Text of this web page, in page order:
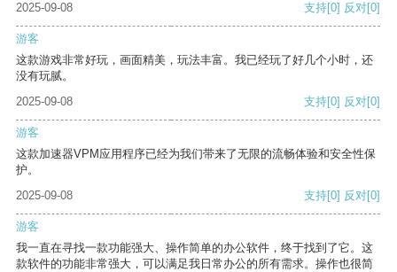
2025-09-08
支持[0] 反对[0]
游客
这款游戏非常好玩，画面精美，玩法丰富。我已经玩了好几个小时，还
没有玩腻。
2025-09-08
支持[0] 反对[0]
游客
这款加速器VPM应用程序已经为我们带来了无限的流畅体验和安全性保
护。
2025-09-08
支持[0] 反对[0]
游客
我一直在寻找一款功能强大、操作简单的办公软件，终于找到了它。这
款软件的功能非常强大，可以满足我日常办公的所有需求。操作也很简